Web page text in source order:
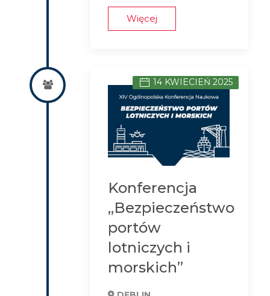
Więcej
Konferencja
„Bezpieczeństwo
portów
lotniczych i
morskich”
14 KWIECIEŃ 2025